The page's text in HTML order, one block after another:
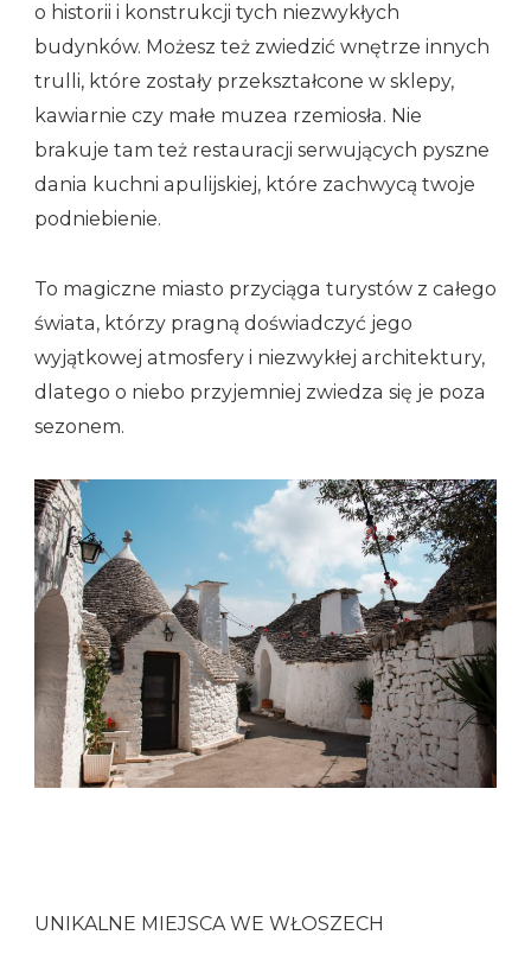
o historii i konstrukcji tych niezwykłych
budynków. Możesz też zwiedzić wnętrze innych
trulli, które zostały przekształcone w sklepy,
kawiarnie czy małe muzea rzemiosła. Nie
brakuje tam też restauracji serwujących pyszne
dania kuchni apulijskiej, które zachwycą twoje
podniebienie.
To magiczne miasto przyciąga turystów z całego
świata, którzy pragną doświadczyć jego
wyjątkowej atmosfery i niezwykłej architektury,
dlatego o niebo przyjemniej zwiedza się je poza
sezonem.
UNIKALNE MIEJSCA WE WŁOSZECH